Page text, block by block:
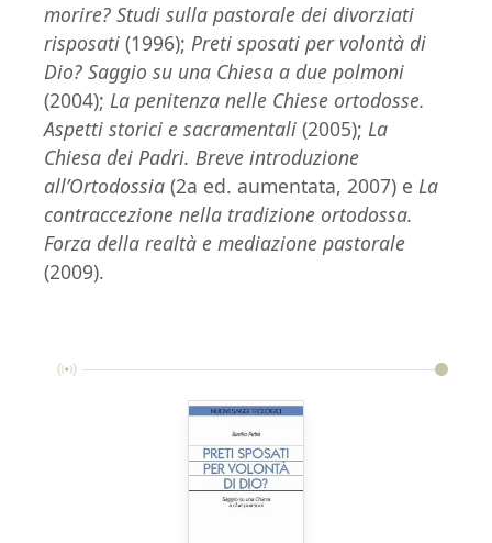
morire? Studi sulla pastorale dei divorziati
risposati (1996); Preti sposati per volontà di
Dio? Saggio su una Chiesa a due polmoni
(2004); La penitenza nelle Chiese ortodosse.
Aspetti storici e sacramentali (2005); La
Chiesa dei Padri. Breve introduzione
all’Ortodossia (2a ed. aumentata, 2007) e La
contraccezione nella tradizione ortodossa.
Forza della realtà e mediazione pastorale
(2009).